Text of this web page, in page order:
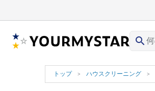
search
トップ ハウスクリーニング